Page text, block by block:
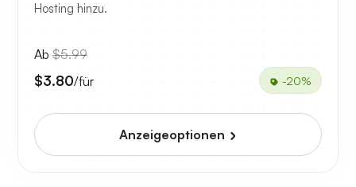
Hosting hinzu.
Ab $5.99
$3.80/für -20%
Anzeigeoptionen